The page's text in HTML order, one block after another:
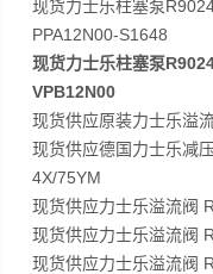
现货力士乐柱塞泵
PPA12N00-S1648
现货力士乐柱塞泵
VPB12N00
现货供应原装力士乐溢
现货供应德国力士乐减
4X/75YM
现货供应力士乐溢流阀
现货供应力士乐溢流阀
现货供应力士乐溢流阀